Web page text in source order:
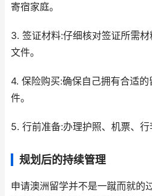
寄宿家庭。
3. 签证材料:仔细核对签证所需
文件。
4. 保险购买:确保自己拥有合适
件。
5. 行前准备:办理护照、机票、行
规划后的持续管理
申请澳洲留学并不是一蹴而就的